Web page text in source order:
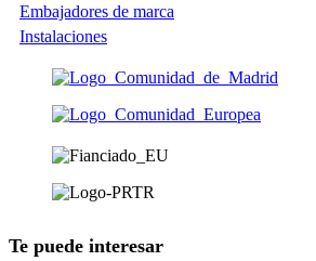
Embajadores de marca
Instalaciones
Te puede interesar